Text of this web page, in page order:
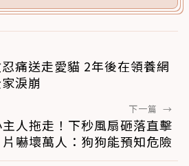
痛送走愛貓 2年後在領養網
淚崩
下一篇 →
人拖走！下秒風扇砸落直擊
片嚇壞萬人：狗狗能預知危險